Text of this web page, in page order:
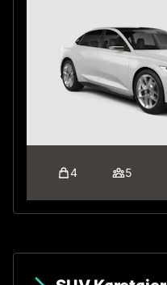
4 5